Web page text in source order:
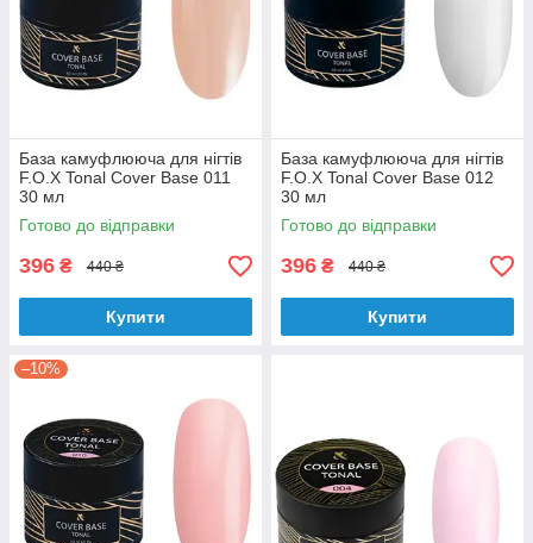
База камуфлююча для нігтів
F.O.X Tonal Cover Base 011
30 мл
Готово до відправки
396 ₴ 440 ₴
Купити
База камуфлююча для нігтів
F.O.X Tonal Cover Base 012
30 мл
Готово до відправки
396 ₴ 440 ₴
Купити
–10%